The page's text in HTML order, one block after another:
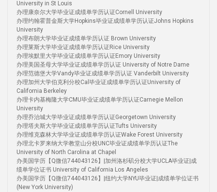
University in St Louis
办理康奈尔大学毕业证成绩单学历认证Cornell University
办理约翰霍普金斯大学Hopkins毕业证成绩单学历认证Johns Hopkins
University
办理布朗大学毕业证成绩单学历认证 Brown University
办理莱斯大学毕业证成绩单学历认证Rice University
办理埃默里大学毕业证成绩单学历认证Emory University
办理美国圣母大学毕业证成绩单学历认证 University of Notre Dame
办理范德堡大学Vandy毕业证成绩单学历认证 Vanderbilt University
办理加州大学伯克利分校Cal毕业证成绩单学历认证University of
California Berkeley
办理卡内基梅隆大学CMU毕业证成绩单学历认证Carnegie Mellon
University
办理乔治城大学毕业证成绩单学历认证Georgetown University
办理塔夫斯大学毕业证成绩单学历认证Tufts University
办理维克森林大学毕业证成绩单学历认证Wake Forest University
办理北卡罗来纳大学教堂山分校UNC毕业证成绩单学历认证The
University of North Carolina at Chapel
办美国学历【Q微信744043126】|加州洛杉矶分校大学UCLA毕业证|成
绩单学位证书 University of California Los Angeles
办美国学历【Q微信744043126】|纽约大学NYU毕业证|成绩单学位证书
(New York University)